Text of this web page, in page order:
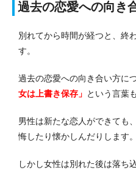
過去の恋愛への向き
別れてから時間が経つと、終
す。
過去の恋愛への向き合い方に
女は上書き保存」 という言葉
男性は新たな恋人ができても
悔したり懐かしんだりします。
しかし女性は別れた後は落ち